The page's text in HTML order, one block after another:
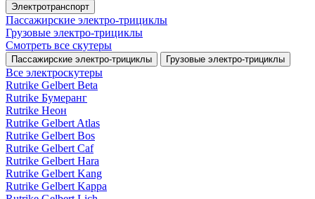
Электротранспорт
Пассажирские электро‑трициклы
Грузовые электро‑трициклы
Смотреть все скутеры
Пассажирские электро‑трициклы Грузовые электро‑трициклы
Все электро­скутеры
Rutrike Gelbert Beta
Rutrike Бумеранг
Rutrike Неон
Rutrike Gelbert Atlas
Rutrike Gelbert Bos
Rutrike Gelbert Caf
Rutrike Gelbert Hara
Rutrike Gelbert Kang
Rutrike Gelbert Kappa